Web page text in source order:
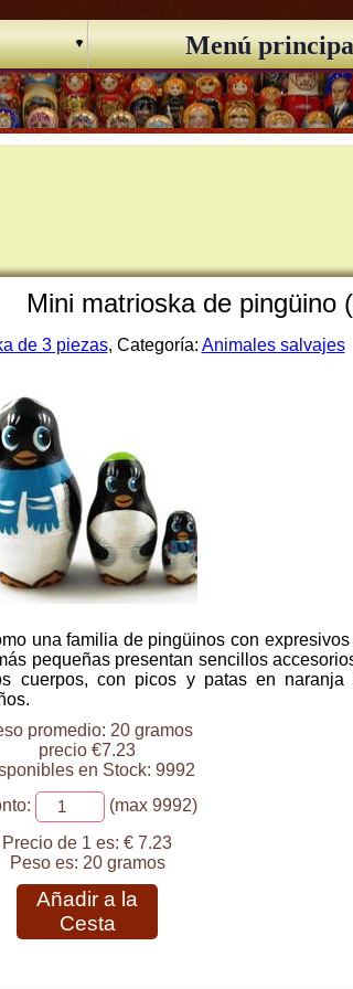
Menú
Mini matrioska de pingüino
de 3 piezas, Categoría: Animales salvajes
una familia de pingüinos con
pequeñas presentan sencillos
con picos y patas en
promedio: 20 gramos
precio €7.23
en Stock: 9992
(max 9992)
Precio de 1 es: € 7.23
Peso es: 20 gramos
Añadir a la
Cesta